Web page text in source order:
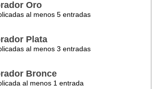
Oro
al menos 5 entradas
Plata
al menos 3 entradas
Bronce
al menos 1 entrada